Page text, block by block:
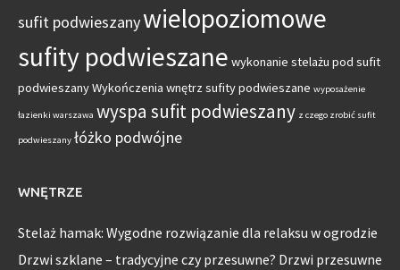
sufit podwieszanywielopoziomowe
sufity podwieszane wykonanie stelażu pod sufit
podwieszanyWykończenia wnętrz sufity podwieszane wyposażenie
łazienki warszawa wyspa sufit podwieszany z czego zrobić sufit
podwieszany łóżko podwójne
WNĘTRZE
Stelaż hamak: Wygodne rozwiązanie dla relaksu w ogrodzie
Drzwi szklane – tradycyjne czy przesuwne? Drzwi przesuwne